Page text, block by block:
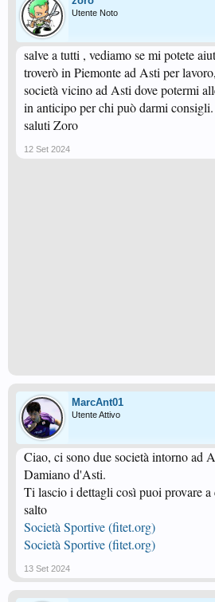
Utente Noto
salve a tutti , vediamo se mi potete
troverò in Piemonte ad Asti per
società vicino ad Asti dove potermi
in anticipo per chi può darmi consigli.
saluti Zoro
12 Set 2024
MarcAnt01
Utente Attivo
Ciao, ci sono due società intorno ad
Damiano d'Asti.
Ti lascio i dettagli così puoi provare a
salto
Società Sportive (fitet.org)
Società Sportive (fitet.org)
13 Set 2024